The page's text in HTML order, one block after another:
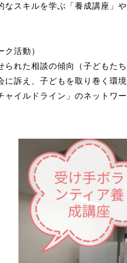
スキルを学ぶ「養成講座」
活動）
れた相談の傾向（子どもた
訴え、子どもを取り巻く環
イルドライン」のネットワ